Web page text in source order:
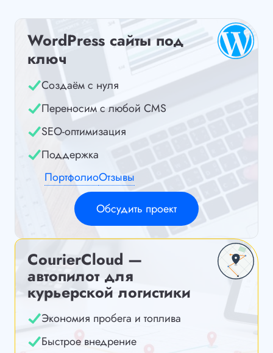
WordPress сайты под
ключ
Создаём с нуля
Переносим с любой CMS
SEO-оптимизация
Поддержка
ПортфолиоОтзывы
Обсудить проект
CourierCloud —
автопилот для
курьерской логистики
Экономия пробега и топлива
Быстрое внедрение